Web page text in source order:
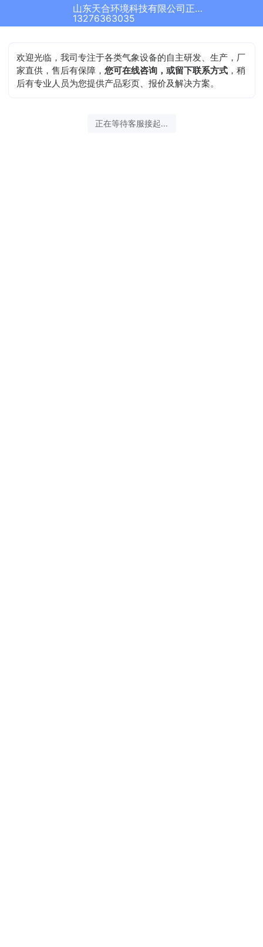
山东天合环境科技有限公司正在为您服务
13276363035
欢迎光临，我司专注于各类气象设备的自主研发、生产，厂
家直供，售后有保障，您可在线咨询，或留下联系方式 ，稍
后有专业人员为您提供产品彩页、报价及解决方案。
正在等待客服接起...